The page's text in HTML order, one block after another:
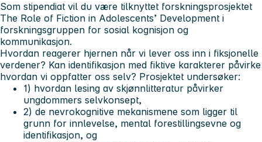
Som stipendiat vil du være tilknyttet forskningsprosjektet
The Role of Fiction in Adolescents’ Development i
forskningsgruppen for sosial kognisjon og
kommunikasjon.
Hvordan reagerer hjernen når vi lever oss inn i fiksjonelle
verdener? Kan identifikasjon med fiktive karakterer påvirke
hvordan vi oppfatter oss selv? Prosjektet undersøker:
1) hvordan lesing av skjønnlitteratur påvirker
ungdommers selvkonsept,
2) de nevrokognitive mekanismene som ligger til
grunn for innlevelse, mental forestillingsevne og
identifikasjon, og